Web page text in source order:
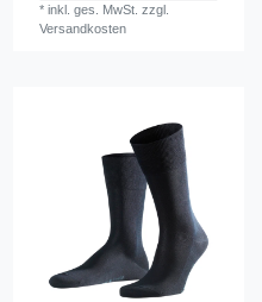
*inkl. ges. MwSt. zzgl.
Versandkosten